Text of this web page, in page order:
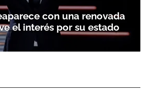
con una renovada
el interés por su estado